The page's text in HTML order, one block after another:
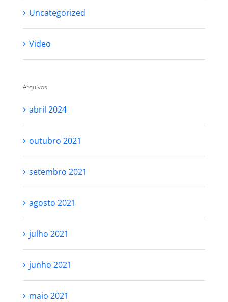
Uncategorized
Video
Arquivos
abril 2024
outubro 2021
setembro 2021
agosto 2021
julho 2021
junho 2021
maio 2021